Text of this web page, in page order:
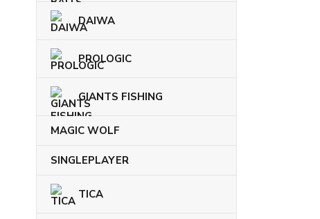
DAIWA
PROLOGIC
GIANTS FISHING
MAGIC WOLF
SINGLEPLAYER
TICA